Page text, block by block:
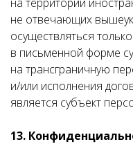
не отвечающих
осуществляться
в письменной форме
на трансграничную
и/или исполнения
является субъект
13.